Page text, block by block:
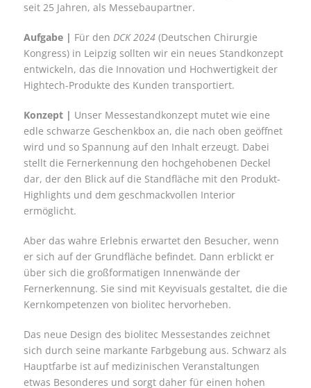
seit 25 Jahren, als Messebaupartner.
Aufgabe | Für den DCK 2024 (Deutschen Chirurgie
Kongress) in Leipzig sollten wir ein neues Standkonzept
entwickeln, das die Innovation und Hochwertigkeit der
Hightech-Produkte des Kunden transportiert.
Konzept | Unser Messestandkonzept mutet wie eine
edle schwarze Geschenkbox an, die nach oben geöffnet
wird und so Spannung auf den Inhalt erzeugt. Dabei
stellt die Fernerkennung den hochgehobenen Deckel
dar, der den Blick auf die Standfläche mit den Produkt-
Highlights und dem geschmackvollen Interior
ermöglicht.
Aber das wahre Erlebnis erwartet den Besucher, wenn
er sich auf der Grundfläche befindet. Dann erblickt er
über sich die großformatigen Innenwände der
Fernerkennung. Sie sind mit Keyvisuals gestaltet, die die
Kernkompetenzen von biolitec hervorheben.
Das neue Design des biolitec Messestandes zeichnet
sich durch seine markante Farbgebung aus. Schwarz als
Hauptfarbe ist auf medizinischen Veranstaltungen
etwas Besonderes und sorgt daher für einen hohen